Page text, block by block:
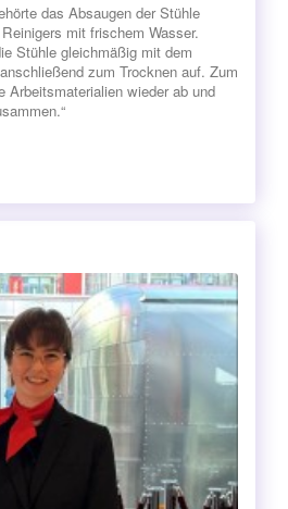
das Absaugen der Stühle
mit frischem Wasser.
Stühle gleichmäßig mit dem
zum Trocknen auf. Zum
Arbeitsmaterialien wieder ab und